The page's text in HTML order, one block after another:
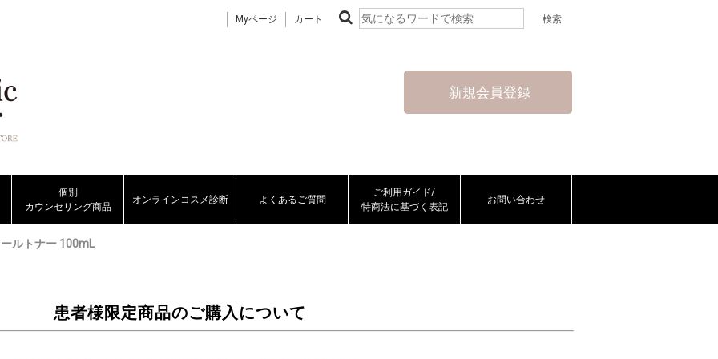
Myページ カート
新規会員登録
個別
カウンセリング商品
オンラインコスメ診断 よくあるご質問
ご利用ガイド/
特商法に基づく表記
お問い合わせ
ルトナー 100mL
患者様限定商品のご購入について